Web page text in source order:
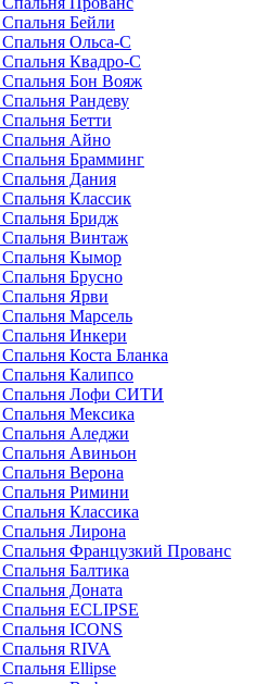
Спальня Бейли
Спальня Ольса-С
Спальня Квадро-С
Спальня Бон Вояж
Спальня Рандеву
Спальня Бетти
Спальня Айно
Спальня Брамминг
Спальня Дания
Спальня Классик
Спальня Бридж
Спальня Винтаж
Спальня Кымор
Спальня Брусно
Спальня Ярви
Спальня Марсель
Спальня Инкери
Спальня Коста Бланка
Спальня Калипсо
Спальня Лофи СИТИ
Спальня Мексика
Спальня Аледжи
Спальня Авиньон
Спальня Верона
Спальня Римини
Спальня Классика
Спальня Лирона
Спальня Французкий Прованс
Спальня Балтика
Спальня Доната
Спальня ECLIPSE
Спальня ICONS
Спальня RIVA
Спальня Ellipse